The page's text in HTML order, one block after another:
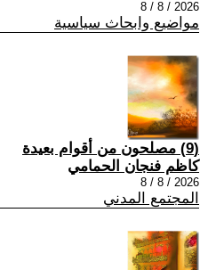
2026 / 8 / 8
مواضيع وابحاث سياسية
(9) مصلحون من أقوام بعيدة
كاظم فنجان الحمامي
2026 / 8 / 8
المجتمع المدني